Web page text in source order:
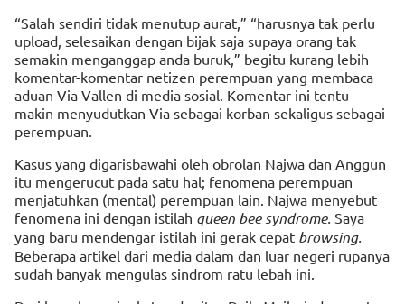
“Salah sendiri tidak menutup aurat,” “harusnya tak perlu
upload, selesaikan dengan bijak saja supaya orang tak
semakin menganggap anda buruk,” begitu kurang lebih
komentar-komentar netizen perempuan yang membaca
aduan Via Vallen di media sosial. Komentar ini tentu
makin menyudutkan Via sebagai korban sekaligus sebagai
perempuan.
Kasus yang digarisbawahi oleh obrolan Najwa dan Anggun
itu mengerucut pada satu hal; fenomena perempuan
menjatuhkan (mental) perempuan lain. Najwa menyebut
fenomena ini dengan istilah queen bee syndrome. Saya
yang baru mendengar istilah ini gerak cepat browsing.
Beberapa artikel dari media dalam dan luar negeri rupanya
sudah banyak mengulas sindrom ratu lebah ini.